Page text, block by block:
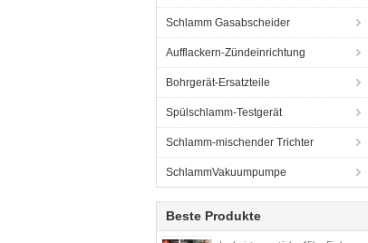
Schlamm Gasabscheider
Aufflackern-Zündeinrichtung
Bohrgerät-Ersatzteile
Spülschlamm-Testgerät
Schlamm-mischender Trichter
SchlammVakuumpumpe
Beste Produkte